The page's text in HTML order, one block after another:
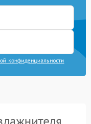
конфиденциальности